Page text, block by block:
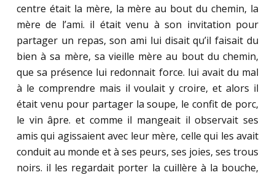
centre était la mère, la mère au bout du chemin, la
mère de l’ami. il était venu à son invitation pour
partager un repas, son ami lui disait qu’il faisait du
bien à sa mère, sa vieille mère au bout du chemin,
que sa présence lui redonnait force. lui avait du mal
à le comprendre mais il voulait y croire, et alors il
était venu pour partager la soupe, le confit de porc,
le vin âpre. et comme il mangeait il observait ses
amis qui agissaient avec leur mère, celle qui les avait
conduit au monde et à ses peurs, ses joies, ses trous
noirs. il les regardait porter la cuillère à la bouche,